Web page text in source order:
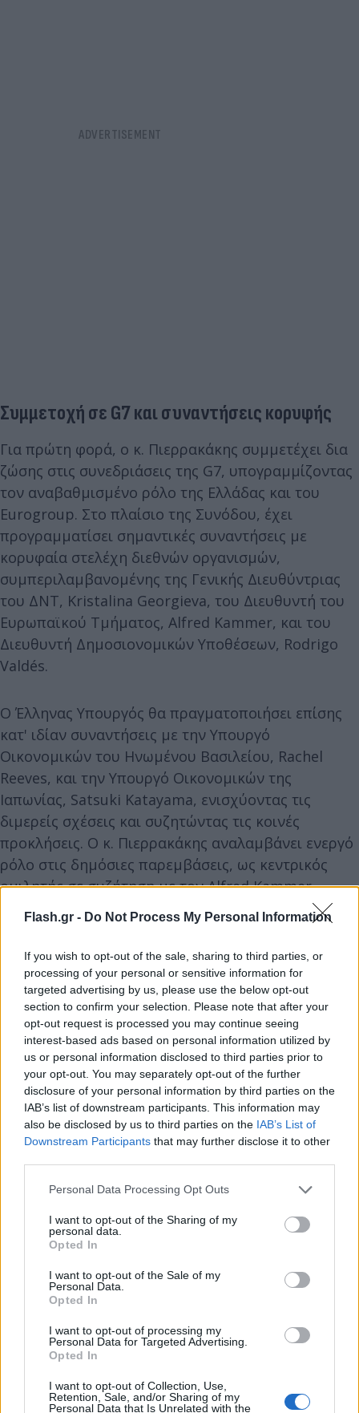
Flash.gr - Do Not Process My Personal Information
If you wish to opt-out of the sale, sharing to third parties, or
processing of your personal or sensitive information for
targeted advertising by us, please use the below opt-out
section to confirm your selection. Please note that after your
opt-out request is processed you may continue seeing
interest-based ads based on personal information utilized by
us or personal information disclosed to third parties prior to
your opt-out. You may separately opt-out of the further
disclosure of your personal information by third parties on the
IAB’s list of downstream participants. This information may
also be disclosed by us to third parties on the IAB’s List of
Downstream Participants that may further disclose it to other
Please note that this website/app uses one or more Google
not limited to your visit or usage behaviour. You may click to
grant or deny consent to Google and its third-party tags to
use your data for below specified purposes in below Google
consent section.
Personal Data Processing Opt Outs
I want to opt-out of the Sharing of my
personal data.
Opted In
I want to opt-out of the Sale of my
Personal Data.
Opted In
I want to opt-out of processing my
Personal Data for Targeted Advertising.
Opted In
I want to opt-out of Collection, Use,
Retention, Sale, and/or Sharing of my
Personal Data that Is Unrelated with the
Συμμετοχή σε G7 και συναντήσεις κορυφής
Για πρώτη φορά, ο κ. Πιερρακάκης συμμετέχει δια
ζώσης στις συνεδριάσεις της G7, υπογραμμίζοντας
τον αναβαθμισμένο ρόλο της Ελλάδας και του
Eurogroup. Στο πλαίσιο της Συνόδου, έχει
προγραμματίσει σημαντικές συναντήσεις με
κορυφαία στελέχη διεθνών οργανισμών,
συμπεριλαμβανομένης της Γενικής Διευθύντριας
του ΔΝΤ, Kristalina Georgieva, του Διευθυντή του
Ευρωπαϊκού Τμήματος, Alfred Kammer, και του
Διευθυντή Δημοσιονομικών Υποθέσεων, Rodrigo
Valdés.
Ο Έλληνας Υπουργός θα πραγματοποιήσει επίσης
κατ' ιδίαν συναντήσεις με την Υπουργό
Οικονομικών του Ηνωμένου Βασιλείου, Rachel
Reeves, και την Υπουργό Οικονομικών της
Ιαπωνίας, Satsuki Katayama, ενισχύοντας τις
διμερείς σχέσεις και συζητώντας τις κοινές
προκλήσεις. Ο κ. Πιερρακάκης αναλαμβάνει ενεργό
ρόλο στις δημόσιες παρεμβάσεις, ως κεντρικός
ομιλητής σε συζήτηση με τον Alfred Kammer.
Επιπλέον, θα συμμετάσχει στο Semafor World
Economy Forum, με θέμα «The New Era of Global
Growth», συμβάλλοντας στον διεθνή διάλογο για
τις νέες προοπτικές της παγκόσμιας οικονομίας.